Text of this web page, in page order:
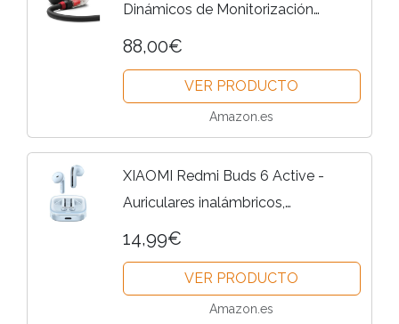
Dinámicos de Monitorización
Intraurales, Transparente
88,00€
VER PRODUCTO
Amazon.es
XIAOMI Redmi Buds 6 Active -
Auriculares inalámbricos,
cancelación de Ruido, Ligeros, hasta
5.3, Azul (Versión ES)
14,99€
VER PRODUCTO
Amazon.es